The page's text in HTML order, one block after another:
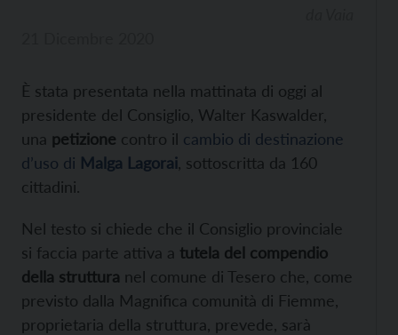
È stata presentata nella mattinata di oggi al
presidente del Consiglio, Walter Kaswalder,
una petizione contro il cambio di destinazione
d’uso di Malga Lagorai , sottoscritta da 160
cittadini.
Nel testo si chiede che il Consiglio provinciale
si faccia parte attiva a tutela del compendio
della struttura nel comune di Tesero che, come
previsto dalla Magnifica comunità di Fiemme,
proprietaria della struttura, prevede, sarà